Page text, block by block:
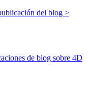
del blog >
de blog sobre 4D